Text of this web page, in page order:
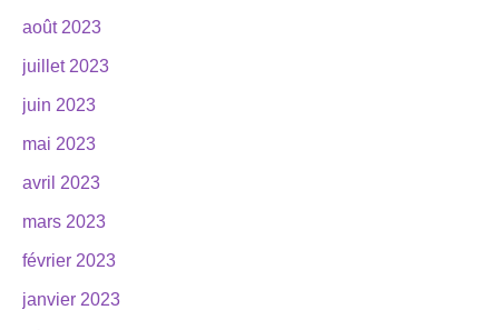
août 2023
juillet 2023
juin 2023
mai 2023
avril 2023
mars 2023
février 2023
janvier 2023